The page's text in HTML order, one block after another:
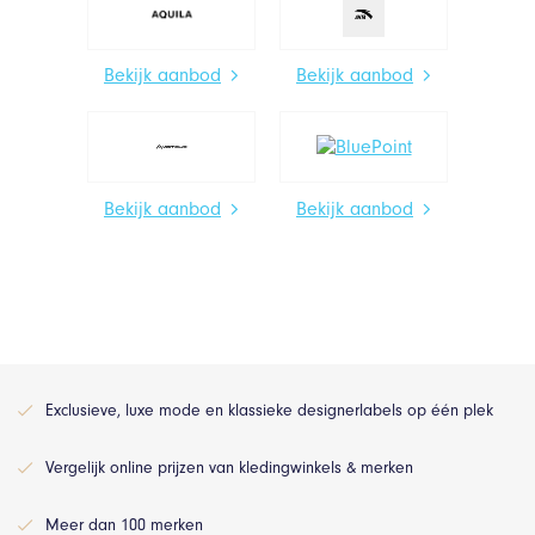
Bekijk aanbod Bekijk aanbod
Bekijk aanbod Bekijk aanbod
Exclusieve, luxe mode en klassieke designerlabels op één plek
Vergelijk online prijzen van kledingwinkels & merken
Meer dan 100 merken